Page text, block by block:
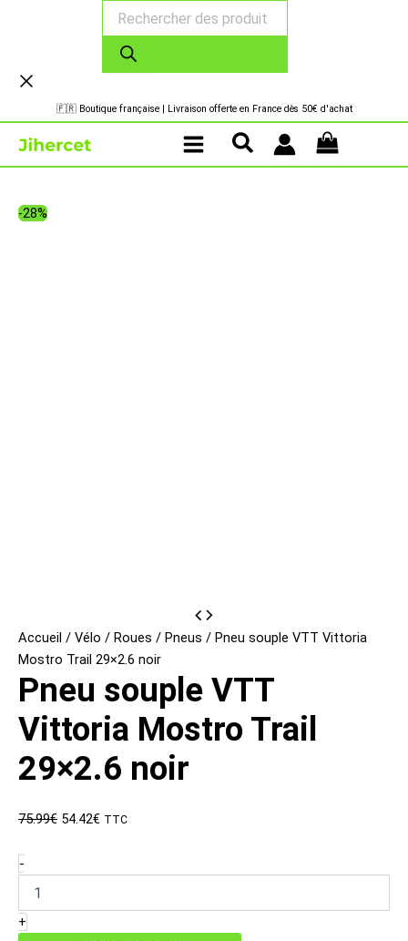
produits
🇫🇷 Boutique française | Livraison offerte en France dès 50€ d'achat
-28%
Accueil / Vélo / Roues / Pneus / Pneu souple VTT Vittoria
Mostro Trail 29×2.6 noir
Pneu souple VTT
Vittoria Mostro Trail
29×2.6 noir
75.99€ Le
54.42€LeTTC
-
de
Pneu
souple
VTT
+